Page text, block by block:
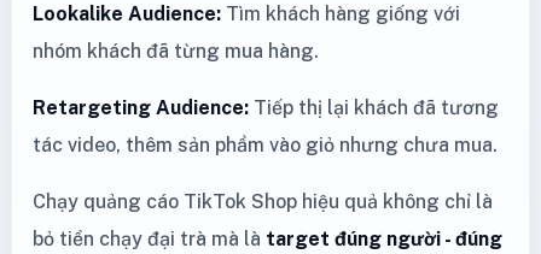
Lookalike Audience: Tìm khách hàng giống với
nhóm khách đã từng mua hàng.
Retargeting Audience: Tiếp thị lại khách đã tương
tác video, thêm sản phẩm vào giỏ nhưng chưa mua.
Chạy quảng cáo TikTok Shop hiệu quả không chỉ là
bỏ tiền chạy đại trà mà là target đúng người - đúng